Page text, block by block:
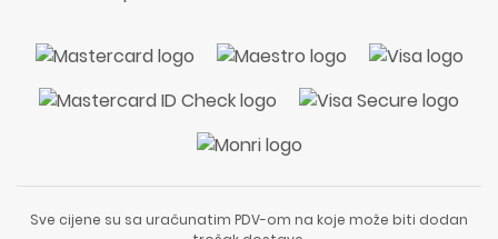
Sve cijene su sa uračunatim PDV-om na koje može biti dodan